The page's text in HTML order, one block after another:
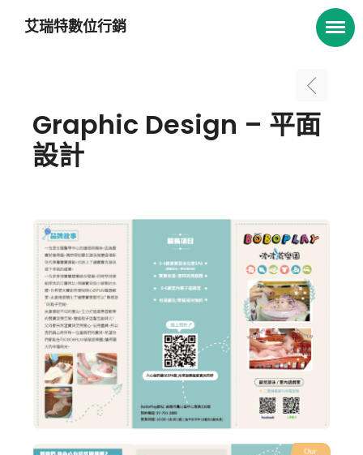
艾瑞特數位行銷
Graphic Design – 平面
設計